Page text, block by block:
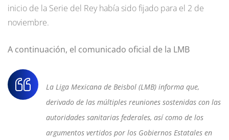
inicio de la Serie del Rey había sido fijado para el 2 de
noviembre.
A continuación, el comunicado oficial de la LMB
La Liga Mexicana de Beisbol (LMB) informa que,
derivado de las múltiples reuniones sostenidas con las
autoridades sanitarias federales, así como de los
argumentos vertidos por los Gobiernos Estatales en